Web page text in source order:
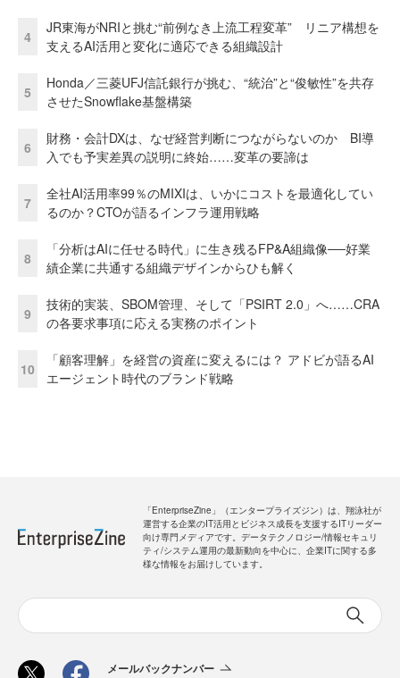
4
JR東海がNRIと挑む“前例なき上流工程変革” リニア構想を
支えるAI活用と変化に適応できる組織設計
5
Honda／三菱UFJ信託銀行が挑む、“統治”と“俊敏性”を共存
させたSnowflake基盤構築
6
財務・会計DXは、なぜ経営判断につながらないのか BI導
入でも予実差異の説明に終始……変革の要諦は
7
全社AI活用率99％のMIXIは、いかにコストを最適化してい
るのか？CTOが語るインフラ運用戦略
8
「分析はAIに任せる時代」に生き残るFP&A組織像──好業
績企業に共通する組織デザインからひも解く
9
技術的実装、SBOM管理、そして「PSIRT 2.0」へ……CRA
の各要求事項に応える実務のポイント
10
「顧客理解」を経営の資産に変えるには？ アドビが語るAI
エージェント時代のブランド戦略
「EnterpriseZine」（エンタープライズジン）は、翔泳社が
運営する企業のIT活用とビジネス成長を支援するITリーダー
向け専門メディアです。データテクノロジー/情報セキュリ
ティ/システム運用の最新動向を中心に、企業ITに関する多
様な情報をお届けしています。
メールバックナンバー